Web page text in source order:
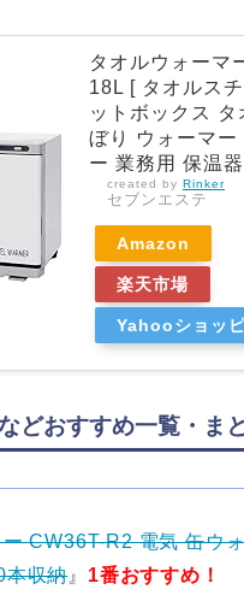
タオルウォーマ
18L [ タオルス
ットボックス タ
ぼり ウォーマー
ー 業務用 保温
created by Rinker
セブンエステ
Amazon
楽天市場
Yahooショッ
どおすすめ一覧・ま
CW36T-R2 電気 缶ウ
本収納』 1番おすすめ！